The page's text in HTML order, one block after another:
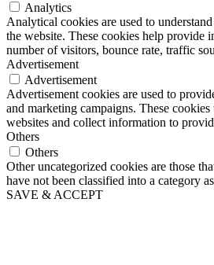
Analytics
Analytical cookies are used to
the website. These cookies help provide
number of visitors, bounce rate, traffic
Advertisement
Advertisement
Advertisement cookies are used to
and marketing campaigns. These
websites and collect information to
Others
Others
Other uncategorized cookies are those
have not been classified into a category
SAVE & ACCEPT